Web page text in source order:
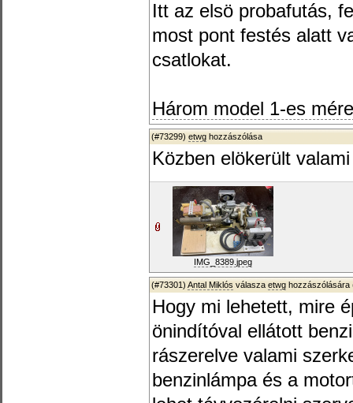
Itt az elsö probafutás,
most pont festés alatt
csatlokat.
Három model 1-es
(#73299) etwg hozzászólása
Közben elökerült
IMG_8389.jpeg
(#73301) Antal Miklós válasza etwg hozzászólására
Hogy mi lehetett, mire
önindítóval ellátott
rászerelve valami
benzinlámpa és a